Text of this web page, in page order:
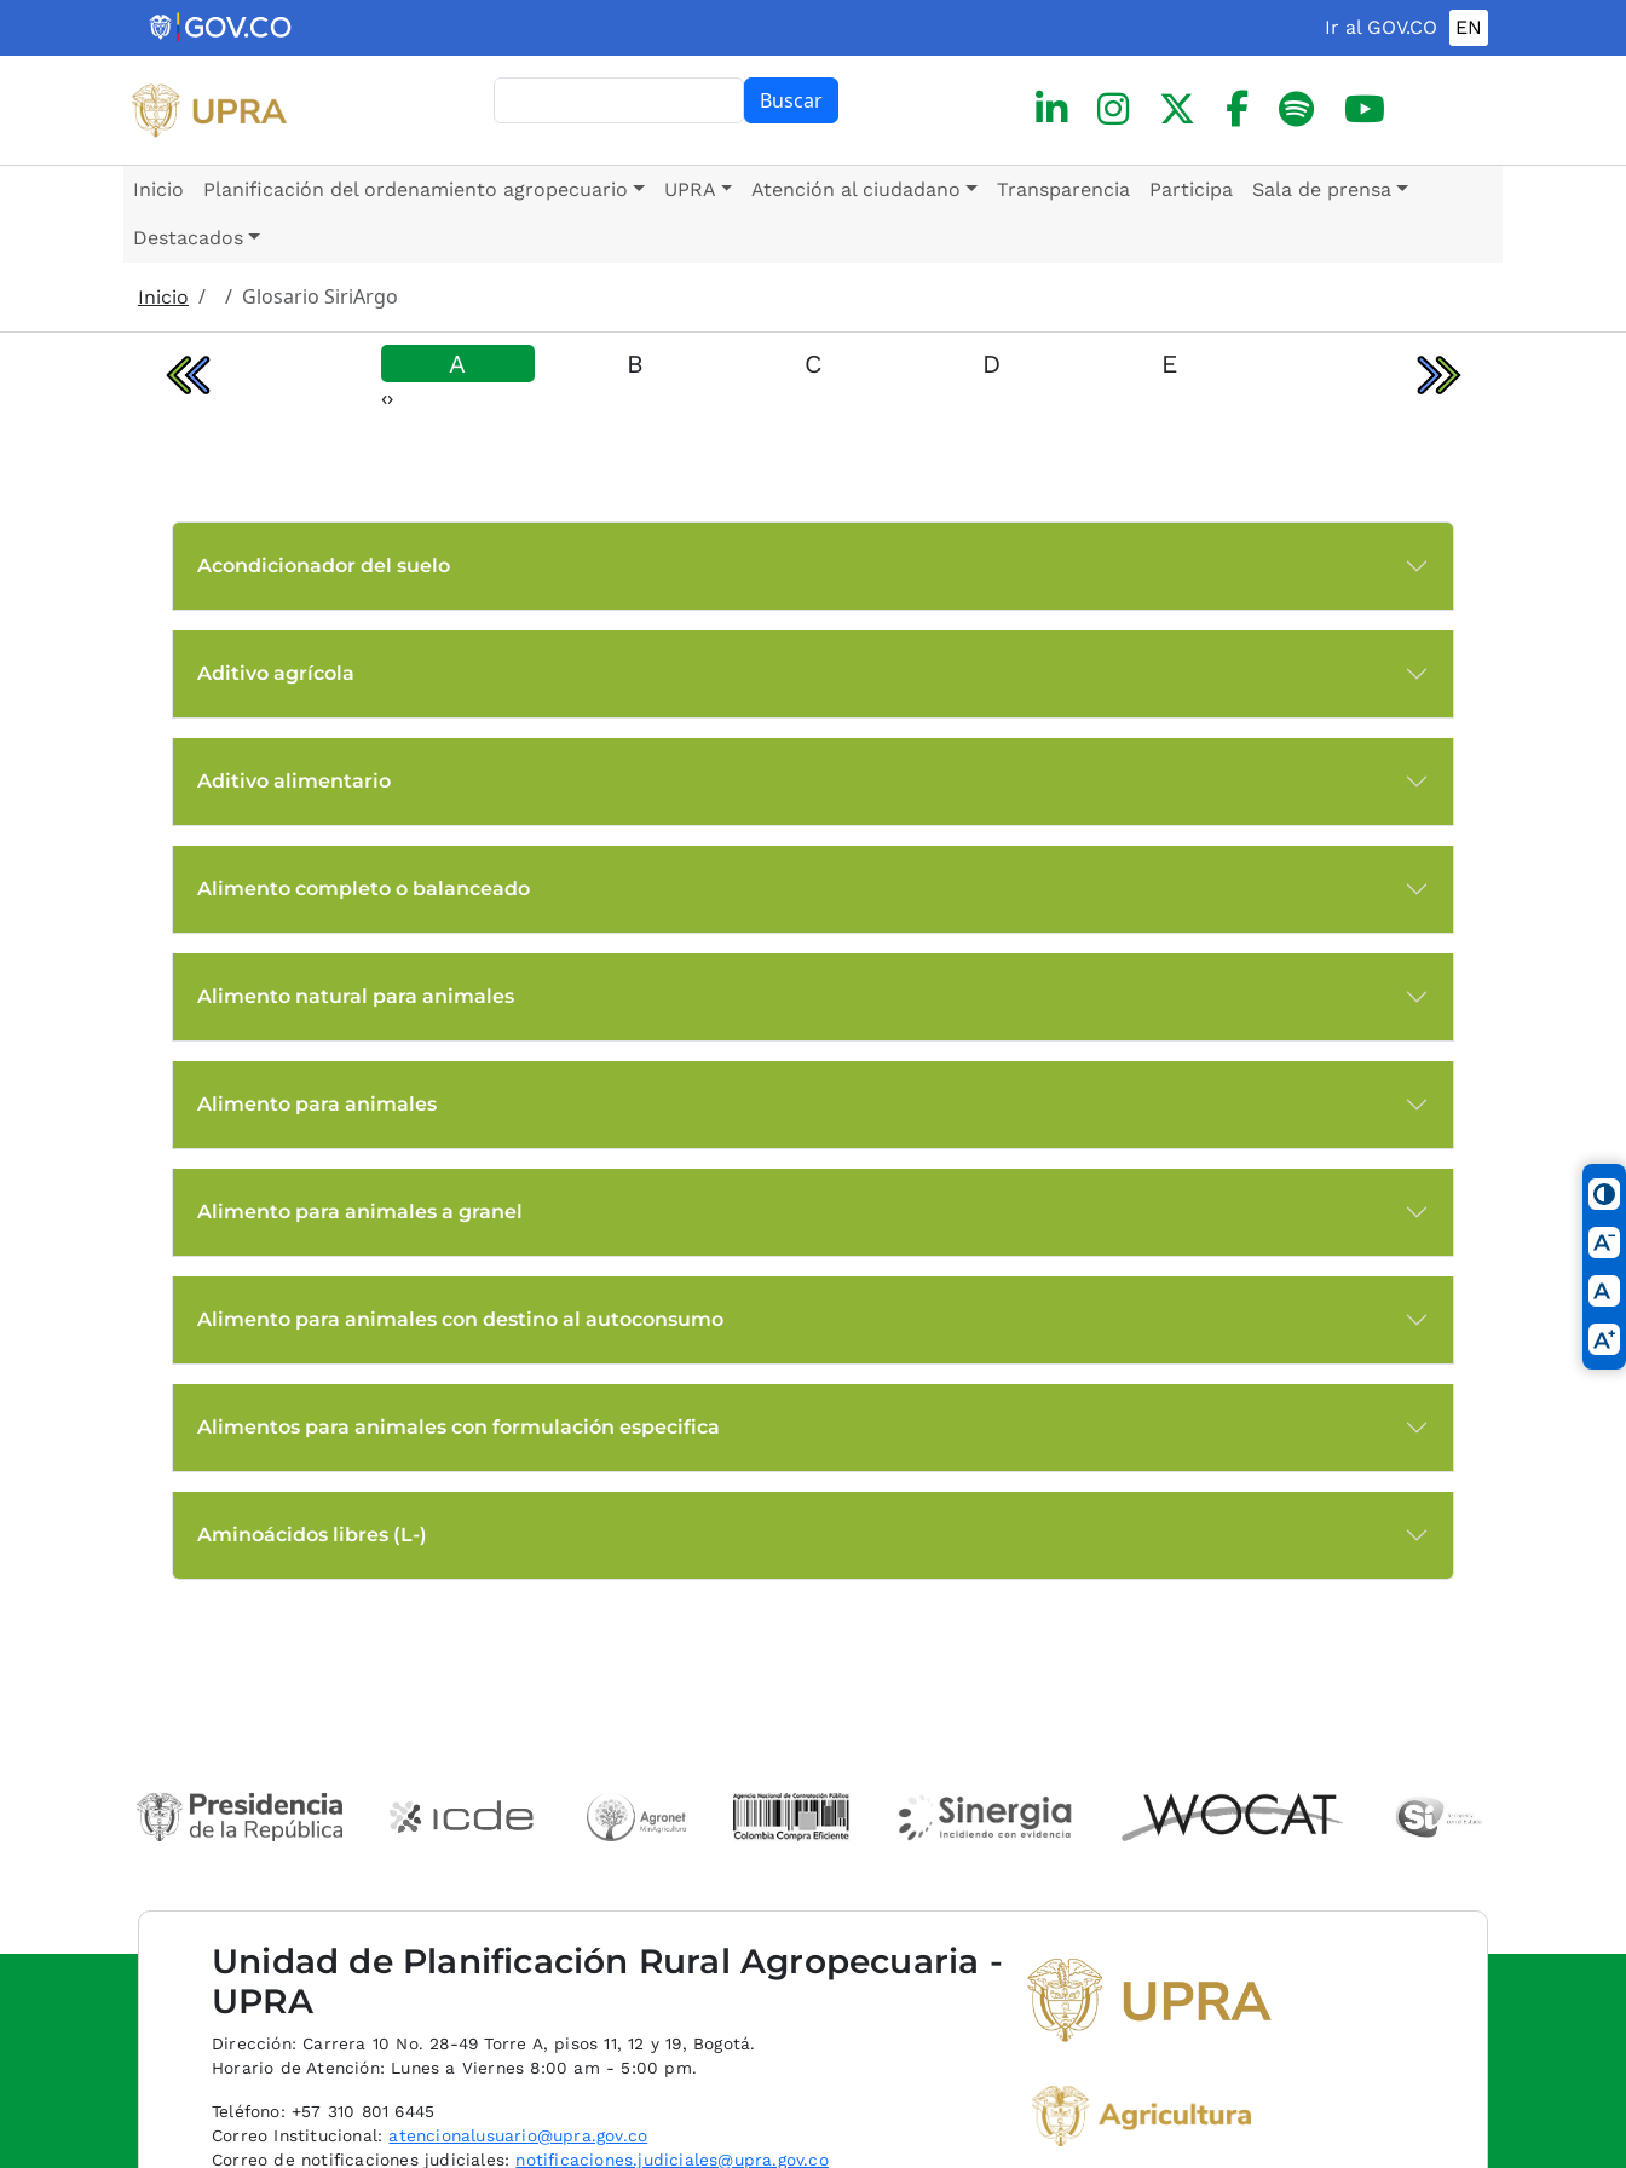
Pasar al contenido principal
Ir al GOV.CO EN
Buscar
Inicio Planificación del ordenamiento agropecuario UPRA Atención al ciudadano Transparencia Participa Sala de prensa
Destacados
Inicio Glosario SiriArgo
A B C D E
‹›
Acondicionador del suelo
Aditivo agrícola
Aditivo alimentario
Alimento completo o balanceado
Alimento natural para animales
Alimento para animales
Alimento para animales a granel
Alimento para animales con destino al autoconsumo
Alimentos para animales con formulación especifica
Aminoácidos libres (L-)
Unidad de Planificación Rural Agropecuaria -
UPRA
Dirección: Carrera 10 No. 28-49 Torre A, pisos 11, 12 y 19, Bogotá.
Horario de Atención: Lunes a Viernes 8:00 am - 5:00 pm.
Teléfono: +57 310 801 6445
Correo Institucional:atencionalusuario@upra.gov.co
Correo de notificaciones judiciales: notificaciones.judiciales@upra.gov.co